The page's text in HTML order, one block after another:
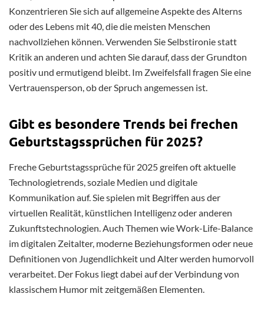
Konzentrieren Sie sich auf allgemeine Aspekte des Alterns
oder des Lebens mit 40, die die meisten Menschen
nachvollziehen können. Verwenden Sie Selbstironie statt
Kritik an anderen und achten Sie darauf, dass der Grundton
positiv und ermutigend bleibt. Im Zweifelsfall fragen Sie eine
Vertrauensperson, ob der Spruch angemessen ist.
Gibt es besondere Trends bei frechen
Geburtstagssprüchen für 2025?
Freche Geburtstagssprüche für 2025 greifen oft aktuelle
Technologietrends, soziale Medien und digitale
Kommunikation auf. Sie spielen mit Begriffen aus der
virtuellen Realität, künstlichen Intelligenz oder anderen
Zukunftstechnologien. Auch Themen wie Work-Life-Balance
im digitalen Zeitalter, moderne Beziehungsformen oder neue
Definitionen von Jugendlichkeit und Alter werden humorvoll
verarbeitet. Der Fokus liegt dabei auf der Verbindung von
klassischem Humor mit zeitgemäßen Elementen.